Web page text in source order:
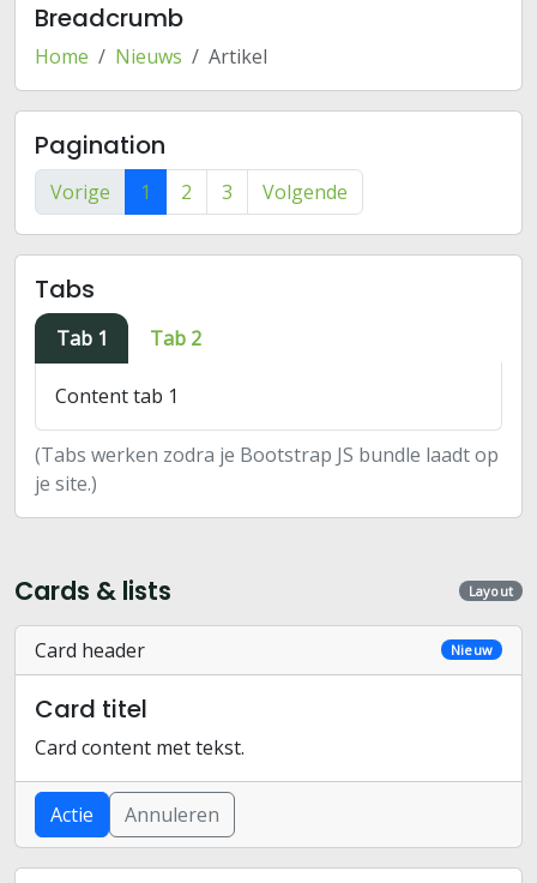
Breadcrumb
Home Nieuws Artikel
Pagination
Vorige 1 2 3 Volgende
Tabs
Tab 1 Tab 2
Content tab 1
(Tabs werken zodra je Bootstrap JS bundle laadt op
je site.)
Cards & lists Layout
Card header Nieuw
Card titel
Card content met tekst.
Actie Annuleren